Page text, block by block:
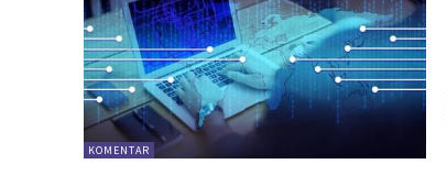
KOMENTAR